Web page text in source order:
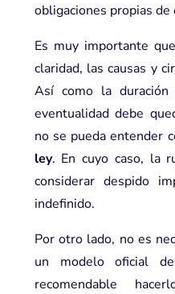
obligaciones propias
Es muy importante
claridad, las causas y
Así como la
eventualidad debe
no se pueda entender
ley. En cuyo caso, la
considerar despido
indefinido.
Por otro lado, no es
un modelo oficial
recomendable